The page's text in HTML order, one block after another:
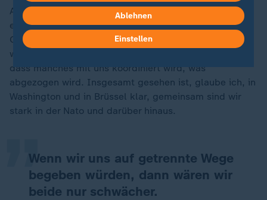
Aber klar, wir können durchaus mit einem gewissen
europäischen Selbstbewusstsein auch in die
Gespräche hineingehen, weil wir militärisch stärker
werden. Und deswegen können wir auch einfordern,
dass manches mit uns koordiniert wird, was
abgezogen wird. Insgesamt gesehen ist, glaube ich, in
Washington und in Brüssel klar, gemeinsam sind wir
stark in der Nato und darüber hinaus.
Wenn wir uns auf getrennte Wege
begeben würden, dann wären wir
beide nur schwächer.
„
Ablehnen
Einstellen